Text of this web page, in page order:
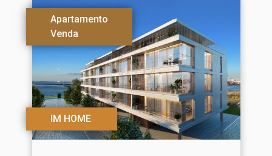
Apartamento
Venda
IM HOME